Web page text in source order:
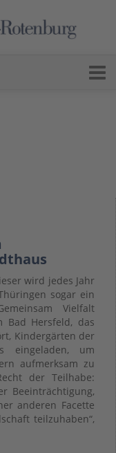
wird jedes Jahr
sogar ein
Vielfalt
Bad Hersfeld, das
Kindergärten der
eingeladen, um
aufmerksam zu
der Teilhabe:
Beeinträchtigung,
anderen Facette
teilzuhaben“,